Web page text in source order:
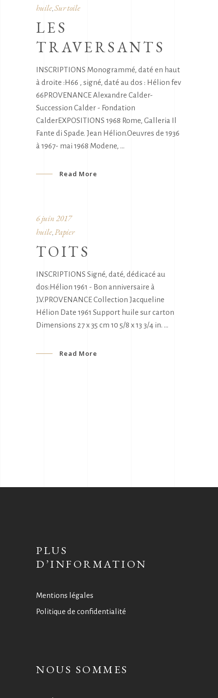
huile Sur toile
LES
TRAVERSANTS
INSCRIPTIONS Monogrammé, daté en haut
à droite :H66 , signé, daté au dos : Hélion fev
66PROVENANCE Alexandre Calder-
Succession Calder - Fondation
CalderEXPOSITIONS 1968 Rome, Galleria Il
Fante di Spade. Jean Hélion.Oeuvres de 1936
à 1967- mai 1968 Modene,
Read More
6 juin 2017
huile, Papier
TOITS
INSCRIPTIONS Signé, daté, dédicacé au
dos:Hélion 1961 - Bon anniversaire à
J.V.PROVENANCE Collection Jacqueline
Hélion Date 1961 Support huile sur carton
Dimensions 27 x 35 cm 10 5/8 x 13 3/4 in.
Read More
PLUS
D’INFORMATION
Mentions légales
Politique de confidentialité
NOUS SOMMES